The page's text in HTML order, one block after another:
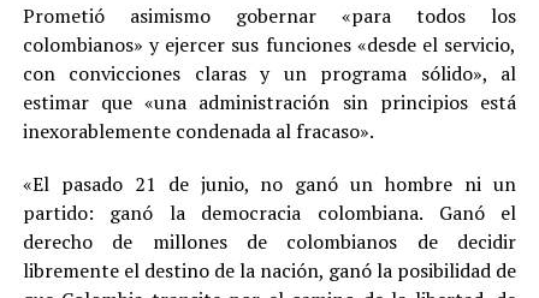
Prometió asimismo gobernar «para todos los
colombianos» y ejercer sus funciones «desde el servicio,
con convicciones claras y un programa sólido», al
estimar que «una administración sin principios está
inexorablemente condenada al fracaso».
«El pasado 21 de junio, no ganó un hombre ni un
partido: ganó la democracia colombiana. Ganó el
derecho de millones de colombianos de decidir
libremente el destino de la nación, ganó la posibilidad de